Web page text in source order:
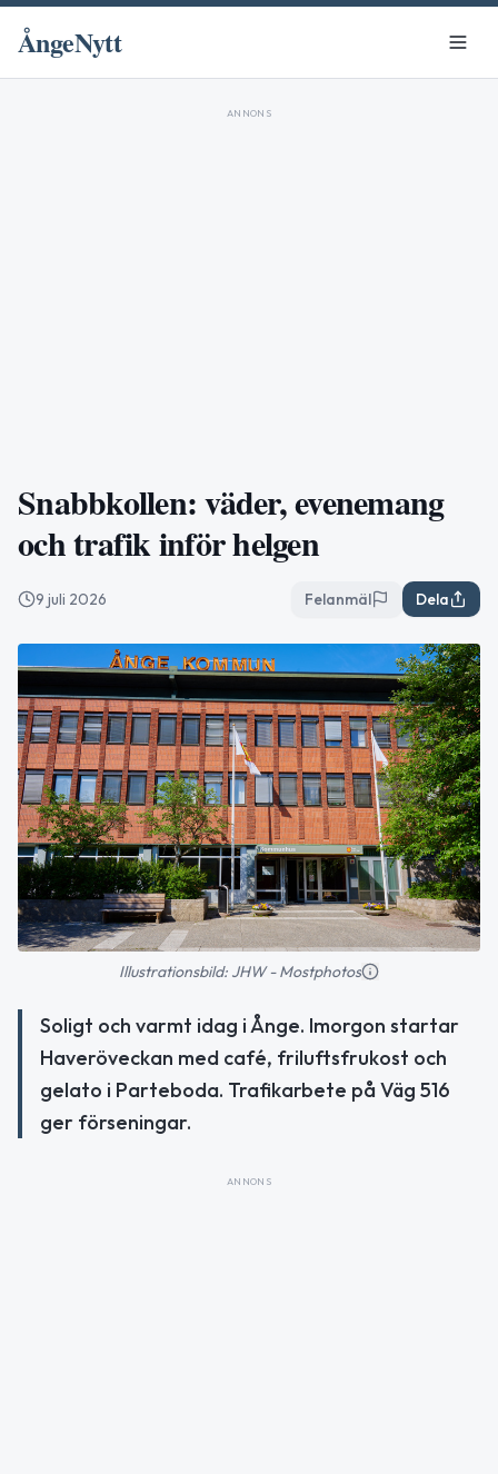
ÅngeNytt
ANNONS
Snabbkollen: väder, evenemang
och trafik inför helgen
9 juli 2026 Felanmäl Dela
Illustrationsbild: JHW - Mostphotos
Soligt och varmt idag i Ånge. Imorgon startar
Haveröveckan med café, friluftsfrukost och
gelato i Parteboda. Trafikarbete på Väg 516
ger förseningar.
ANNONS